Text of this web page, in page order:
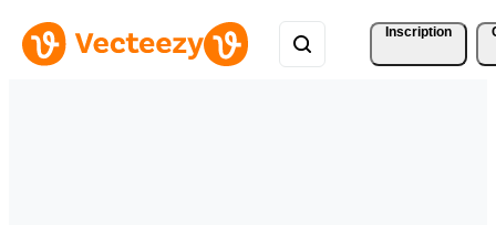
Inscription